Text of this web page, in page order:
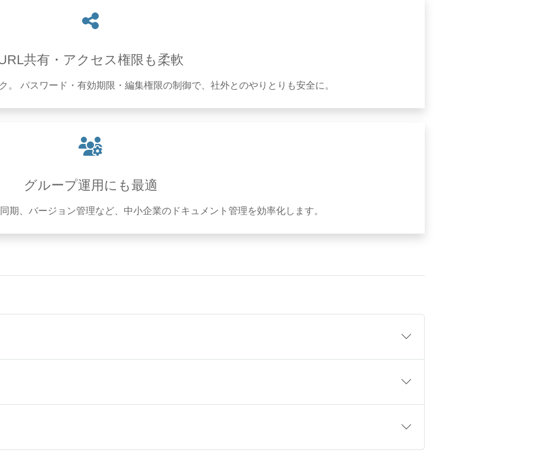
共有・アクセス権限も柔軟
。 パスワード・有効期限・編集権限の制御で、社外とのやりとりも安全に。
グループ運用にも最適
期、バージョン管理など、中小企業のドキュメント管理を効率化します。